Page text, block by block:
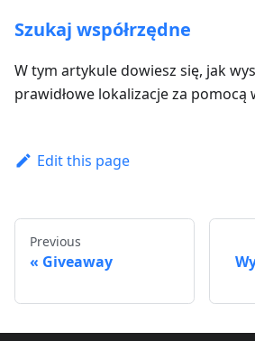
Szukaj współrzędne
W tym artykule dowiesz się, jak
prawidłowe lokalizacje za pomocą
Edit this page
Previous
Giveaway